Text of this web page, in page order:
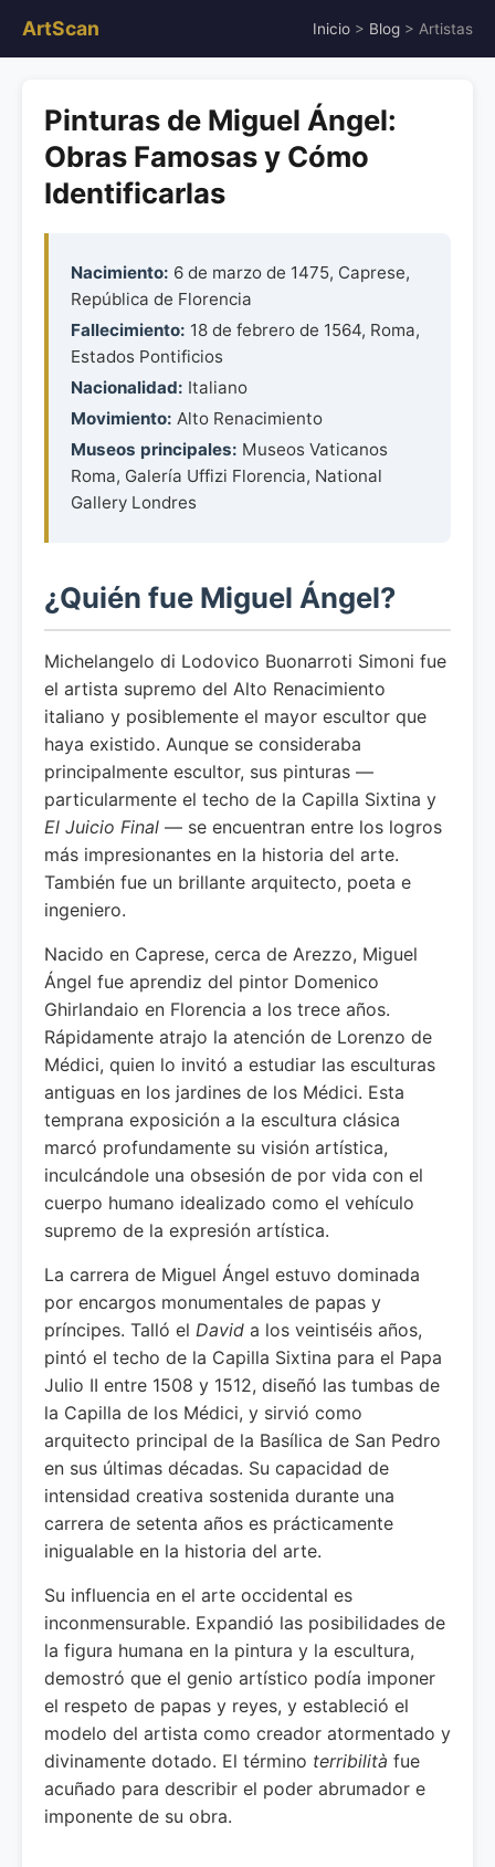
ArtScan Inicio > Blog > Artistas
Pinturas de Miguel Ángel:
Obras Famosas y Cómo
Identificarlas
Nacimiento: 6 de marzo de 1475, Caprese,
República de Florencia
Fallecimiento: 18 de febrero de 1564, Roma,
Estados Pontificios
Nacionalidad: Italiano
Movimiento: Alto Renacimiento
Museos principales: Museos Vaticanos
Roma, Galería Uffizi Florencia, National
Gallery Londres
¿Quién fue Miguel Ángel?
Michelangelo di Lodovico Buonarroti Simoni fue
el artista supremo del Alto Renacimiento
italiano y posiblemente el mayor escultor que
haya existido. Aunque se consideraba
principalmente escultor, sus pinturas —
particularmente el techo de la Capilla Sixtina y
El Juicio Final — se encuentran entre los logros
más impresionantes en la historia del arte.
También fue un brillante arquitecto, poeta e
ingeniero.
Nacido en Caprese, cerca de Arezzo, Miguel
Ángel fue aprendiz del pintor Domenico
Ghirlandaio en Florencia a los trece años.
Rápidamente atrajo la atención de Lorenzo de
Médici, quien lo invitó a estudiar las esculturas
antiguas en los jardines de los Médici. Esta
temprana exposición a la escultura clásica
marcó profundamente su visión artística,
inculcándole una obsesión de por vida con el
cuerpo humano idealizado como el vehículo
supremo de la expresión artística.
La carrera de Miguel Ángel estuvo dominada
por encargos monumentales de papas y
príncipes. Talló el David a los veintiséis años,
pintó el techo de la Capilla Sixtina para el Papa
Julio II entre 1508 y 1512, diseñó las tumbas de
la Capilla de los Médici, y sirvió como
arquitecto principal de la Basílica de San Pedro
en sus últimas décadas. Su capacidad de
intensidad creativa sostenida durante una
carrera de setenta años es prácticamente
inigualable en la historia del arte.
Su influencia en el arte occidental es
inconmensurable. Expandió las posibilidades de
la figura humana en la pintura y la escultura,
demostró que el genio artístico podía imponer
el respeto de papas y reyes, y estableció el
modelo del artista como creador atormentado y
divinamente dotado. El término terribilità fue
acuñado para describir el poder abrumador e
imponente de su obra.